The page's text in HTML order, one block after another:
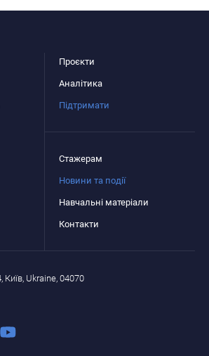
Проєкти
Аналітика
Підтримати
Стажерам
Новини та події
Навчальні матеріали
Контакти
Київ, Ukraine, 04070